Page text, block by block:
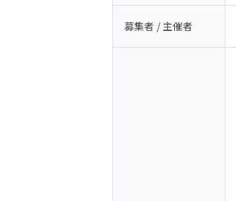
募集者 / 主催者